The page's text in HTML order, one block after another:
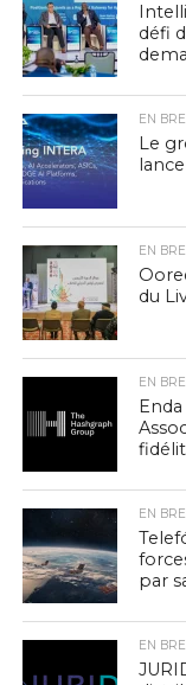
défi
EN
Le
EN
du
EN
EN
par
EN